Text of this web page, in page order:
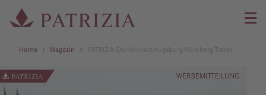
Home Magazin PATRIZIA GrundInvest Augsburg Nürnberg Trailer